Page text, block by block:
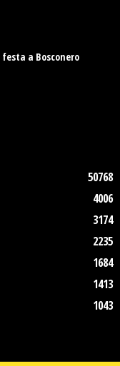
festa a Bosconero
50768
4006
3174
2235
1684
1413
1043